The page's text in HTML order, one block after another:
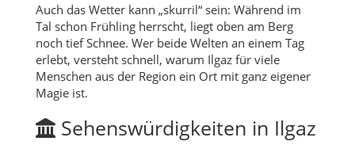
Auch das Wetter kann „skurril“ sein: Während im
Tal schon Frühling herrscht, liegt oben am Berg
noch tief Schnee. Wer beide Welten an einem Tag
erlebt, versteht schnell, warum Ilgaz für viele
Menschen aus der Region ein Ort mit ganz eigener
Magie ist.
Sehenswürdigkeiten in Ilgaz